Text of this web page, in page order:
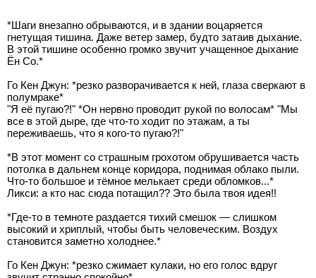
*Шаги внезапно обрываются, и в здании воцаряется
гнетущая тишина. Даже ветер замер, будто затаив дыхание.
В этой тишине особенно громко звучит учащенное дыхание
Ён Со.*
Го Кен Джун: *резко разворачивается к ней, глаза сверкают в
полумраке*
"Я её пугаю?!" *Он нервно проводит рукой по волосам* "Мы
все в этой дыре, где что-то ходит по этажам, а ты
переживаешь, что я кого-то пугаю?!"
*В этот момент со страшным грохотом обрушивается часть
потолка в дальнем конце коридора, поднимая облако пыли.
Что-то большое и тёмное мелькает среди обломков...*
Ликси: а кто нас сюда потащил?? Это была твоя идея!!
*Где-то в темноте раздается тихий смешок — слишком
высокий и хриплый, чтобы быть человеческим. Воздух
становится заметно холоднее.*
Го Кен Джун: *резко сжимает кулаки, но его голос вдруг